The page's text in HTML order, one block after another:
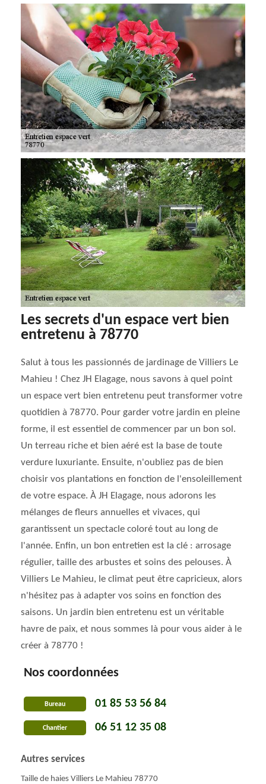
Les secrets d'un espace vert bien
entretenu à 78770
Salut à tous les passionnés de jardinage de Villiers Le
Mahieu ! Chez JH Elagage, nous savons à quel point
un espace vert bien entretenu peut transformer votre
quotidien à 78770. Pour garder votre jardin en pleine
forme, il est essentiel de commencer par un bon sol.
Un terreau riche et bien aéré est la base de toute
verdure luxuriante. Ensuite, n'oubliez pas de bien
choisir vos plantations en fonction de l'ensoleillement
de votre espace. À JH Elagage, nous adorons les
mélanges de fleurs annuelles et vivaces, qui
garantissent un spectacle coloré tout au long de
l'année. Enfin, un bon entretien est la clé : arrosage
régulier, taille des arbustes et soins des pelouses. À
Villiers Le Mahieu, le climat peut être capricieux, alors
n'hésitez pas à adapter vos soins en fonction des
saisons. Un jardin bien entretenu est un véritable
havre de paix, et nous sommes là pour vous aider à le
créer à 78770 !
Nos coordonnées
Bureau 01 85 53 56 84
Chantier 06 51 12 35 08
Autres services
Taille de haies Villiers Le Mahieu 78770